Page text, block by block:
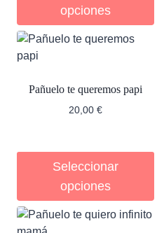
opciones
Pañuelo te queremos papi
20,00 €
Seleccionar
opciones